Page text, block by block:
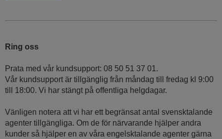
Ring oss
Prata med vår kundsupport: 08 50 51 37 01.
Vår kundsupport är tillgänglig från måndag till fredag kl 9:00
till 18:00. Vi har stängt på offentliga helgdagar.
Vänligen notera att vi har ett begränsat antal svensktalande
agenter tillgängliga. Om de för närvarande hjälper andra
kunder så hjälper en av våra engelsktalande agenter gärna